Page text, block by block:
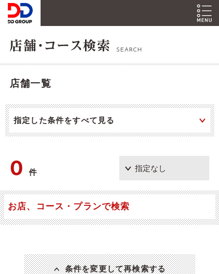
SEARCH
店舗一覧
指定した条件をすべて見る
0件
お店、コース・プランで検索
条件を変更して再検索する